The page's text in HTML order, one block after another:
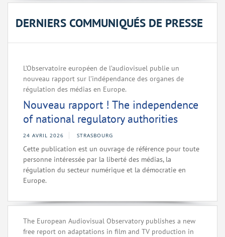
DERNIERS COMMUNIQUÉS DE PRESSE
L’Observatoire européen de l’audiovisuel publie un
nouveau rapport sur l’indépendance des organes de
régulation des médias en Europe.
Nouveau rapport ! The independence
of national regulatory authorities
24 AVRIL 2026 STRASBOURG
Cette publication est un ouvrage de référence pour toute
personne intéressée par la liberté des médias, la
régulation du secteur numérique et la démocratie en
Europe.
The European Audiovisual Observatory publishes a new
free report on adaptations in film and TV production in